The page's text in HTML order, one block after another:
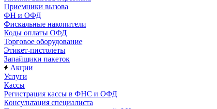
Приемники вызова
ФН и ОФД
Фискальные накопители
Коды оплаты ОФД
Торговое оборудование
Этикет-пистолеты
Запайщики пакеток
Акции
Услуги
Кассы
Регистрация кассы в ФНС и ОФД
Консультация специалиста